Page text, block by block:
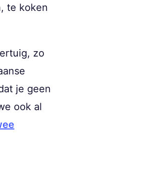
te koken
zo
je geen
ook al